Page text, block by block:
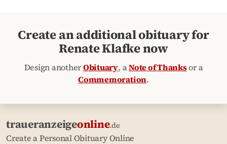
Create an additional obituary for
Renate Klafke now
Design anotherObituary, aNote of Thanksor a
Commemoration.
traueranzeigeonline.de
Create a Personal Obituary Online